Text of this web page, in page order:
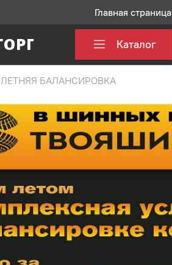
Главная страница
Каталог
ЛЕТНЯЯ БАЛАНСИРОВКА